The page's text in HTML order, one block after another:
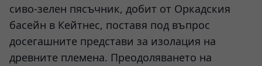
сиво-зелен пясъчник, добит от Оркадския
басейн в Кейтнес, поставя под въпрос
досегашните представи за изолация на
древните племена. Преодоляването на